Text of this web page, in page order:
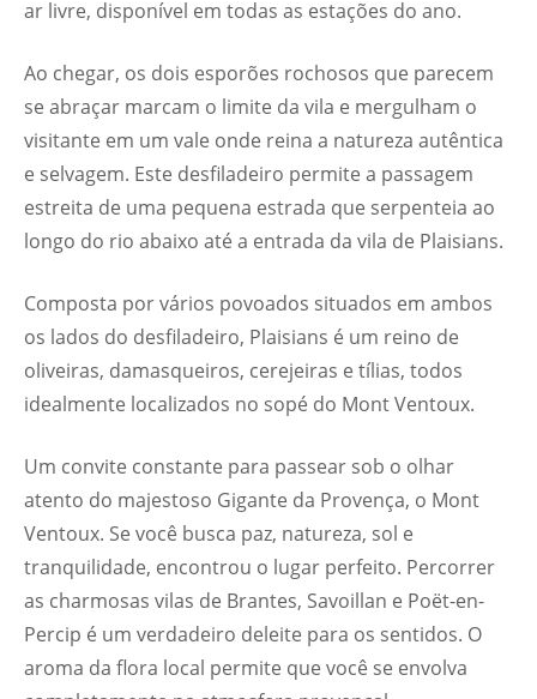
ar livre, disponível em todas as estações do ano.
Ao chegar, os dois esporões rochosos que parecem
se abraçar marcam o limite da vila e mergulham o
visitante em um vale onde reina a natureza autêntica
e selvagem. Este desfiladeiro permite a passagem
estreita de uma pequena estrada que serpenteia ao
longo do rio abaixo até a entrada da vila de Plaisians.
Composta por vários povoados situados em ambos
os lados do desfiladeiro, Plaisians é um reino de
oliveiras, damasqueiros, cerejeiras e tílias, todos
idealmente localizados no sopé do Mont Ventoux.
Um convite constante para passear sob o olhar
atento do majestoso Gigante da Provença, o Mont
Ventoux. Se você busca paz, natureza, sol e
tranquilidade, encontrou o lugar perfeito. Percorrer
as charmosas vilas de Brantes, Savoillan e Poët-en-
Percip é um verdadeiro deleite para os sentidos. O
aroma da flora local permite que você se envolva